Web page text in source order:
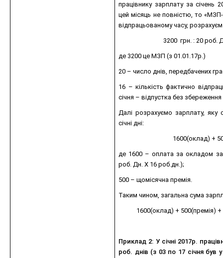
працівнику зарплату за січень
цей місяць не повністю, то
відпрацьованому часу,
3200 грн. : 20 роб.
де 3200 це МЗП (з 01.01.17р.)
20 – число днів, передбачених
16 – кількість фактично
січня – відпустка без
Далі розрахуємо зарплату, яку
січні дні:
1600(оклад) +
де 1600 – оплата за окладом за
роб. Дн. Х 16 роб.дн.);
500 – щомісячна премія.
Таким чином, загальна сума
1600(оклад) + 500(премія)
Приклад 2: У січні 2017р.
роб. днів (з 03 по 17 січня був